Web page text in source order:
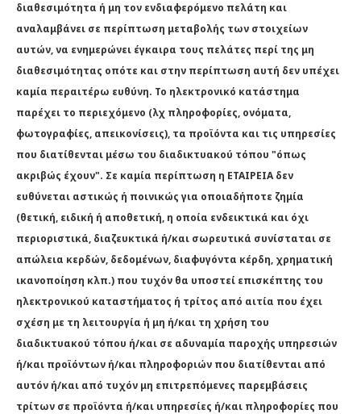
διαθεσιμότητα ή μη τον ενδιαφερόμενο πελάτη και
αναλαμβάνει σε περίπτωση μεταβολής των στοιχείων
αυτών, να ενημερώνει έγκαιρα τους πελάτες περί της μη
διαθεσιμότητας οπότε και στην περίπτωση αυτή δεν υπέχει
καμία περαιτέρω ευθύνη. Το ηλεκτρονικό κατάστημα
παρέχει το περιεχόμενο (λχ πληροφορίες, ονόματα,
φωτογραφίες, απεικονίσεις), τα προϊόντα και τις υπηρεσίες
που διατίθενται μέσω του διαδικτυακού τόπου "όπως
ακριβώς έχουν". Σε καμία περίπτωση η ΕΤΑΙΡΕΙΑ δεν
ευθύνεται αστικώς ή ποινικώς για οποιαδήποτε ζημία
(θετική, ειδική ή αποθετική, η οποία ενδεικτικά και όχι
περιοριστικά, διαζευκτικά ή/και σωρευτικά συνίσταται σε
απώλεια κερδών, δεδομένων, διαφυγόντα κέρδη, χρηματική
ικανοποίηση κλπ.) που τυχόν θα υποστεί επισκέπτης του
ηλεκτρονικού καταστήματος ή τρίτος από αιτία που έχει
σχέση με τη λειτουργία ή μη ή/και τη χρήση του
διαδικτυακού τόπου ή/και σε αδυναμία παροχής υπηρεσιών
ή/και προϊόντων ή/και πληροφοριών που διατίθενται από
αυτόν ή/και από τυχόν μη επιτρεπόμενες παρεμβάσεις
τρίτων σε προϊόντα ή/και υπηρεσίες ή/και πληροφορίες που